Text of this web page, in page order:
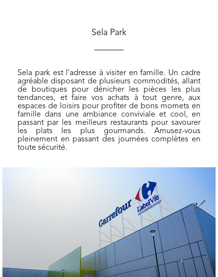
disposition Sanitaires
Pour un
shopping
en toute
sérénité,
votre
disposition
des
toilettes
propres et
faciles
d'accès
Sela Park
Sela park est l’adresse à visiter en famille. Un cadre
agréable disposant de plusieurs commodités, allant
de boutiques pour dénicher les pièces les plus
tendances, et faire vos achats à tout genre, aux
espaces de loisirs pour profiter de bons momets en
famille dans une ambiance conviviale et cool, en
passant par les meilleurs restaurants pour savourer
les plats les plus gourmands. Amusez-vous
pleinement en passant des journées complètes en
toute sécurité.